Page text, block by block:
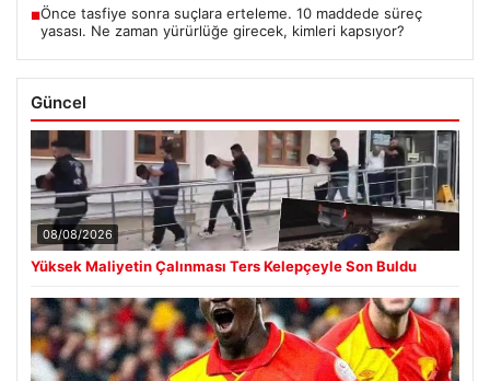
■Önce tasfiye sonra suçlara erteleme. 10 maddede süreç
yasası. Ne zaman yürürlüğe girecek, kimleri kapsıyor?
Güncel
08/08/2026
Yüksek Maliyetin Çalınması Ters Kelepçeyle Son Buldu